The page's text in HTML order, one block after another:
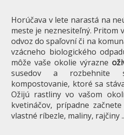
Horúčava v lete narastá na
meste je neznesiteľný. Pritom
odvoz do spaľovní či na
vzácneho biologického
môže vaše okolie výrazne
susedov a rozbehnite
kompostovanie, ktoré sa
Ožijú rastliny vo vašom
kvetináčov, prípadne
vlastné ríbezle, maliny, rajčiny